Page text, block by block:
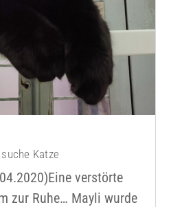
suche Katze
verstörte
zur Ruhe… Mayli wurde